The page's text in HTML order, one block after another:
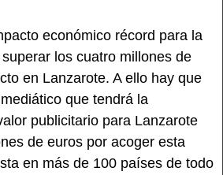
económico récord para la
los cuatro millones de
en Lanzarote. A ello hay que
que tendrá la
publicitario para Lanzarote
de euros por acoger esta
en más de 100 países de todo